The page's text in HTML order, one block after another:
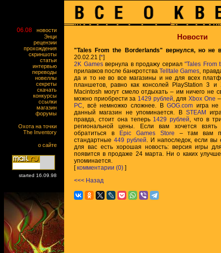
06.08
новости
Энци
рецензии
прохождения
скриншоты
статьи
интервью
переводы
новеллы
секреты
скачать
конкурсы
ссылки
магазин
форумы
Охота на точки
The Inventory
о сайте
started 16.09.98
Новости
"Tales From the Borderlands" вернулся, но не
20.02.21 [*]
2K Gamesвернула в продажу сериал"Tales From
прилавков после банкротстваTelltale Games,
да и то не во все магазины и не для всех
планшетов, равно как консолей PlayStation 3
Macintosh могут смело отдыхать – им ничего не
можно приобрести за 1429 рублей, дляXbox One
PC, всё немножко сложнее. ВGOG.com игра не
данный магазин не упоминается. В STEAM
правда, стоит она теперь 1429 рублей, что в
региональной цены. Если вам хочется
обратиться в
Epic Games Store – там вам
стандартные 449 рублей. И напоследок, если вы
для вас есть хорошая новость: версия игры
появится в продаже 24 марта. Ни о каких
упоминается.
[комментарии (0) ]
<<< Назад